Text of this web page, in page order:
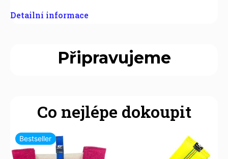
Detailní informace
Připravujeme
Co nejlépe dokoupit
Bestseller